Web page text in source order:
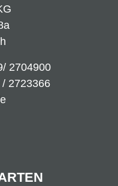
2704900
2723366